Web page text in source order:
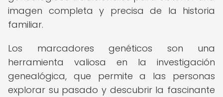
imagen completa y precisa de la historia
familiar.
Los marcadores genéticos son una
herramienta valiosa en la investigación
genealógica, que permite a las personas
explorar su pasado y descubrir la fascinante